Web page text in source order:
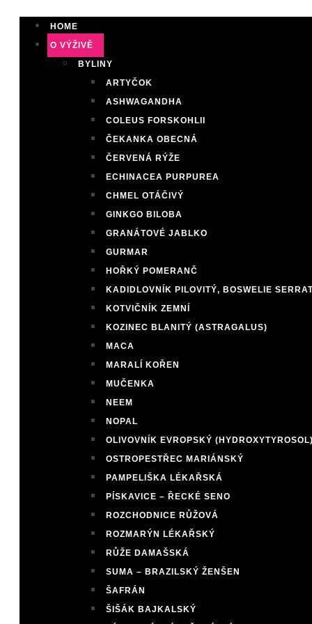
HOME
O VÝŽIVĚ
BYLINY
ARTYČOK
ASHWAGANDHA
COLEUS FORSKOHLII
ČEKANKA OBECNÁ
ČERVENÁ RÝŽE
ECHINACEA PURPUREA
CHMEL OTÁČIVÝ
GINKGO BILOBA
GRANÁTOVÉ JABLKO
GURMAR
HOŘKÝ POMERANČ
KADIDLOVNÍK PILOVITÝ, BOSWELIE
KOTVIČNÍK ZEMNÍ
KOZINEC BLANITÝ (ASTRAGALUS)
MACA
MARALÍ KOŘEN
MUČENKA
NEEM
NOPAL
OLIVOVNÍK EVROPSKÝ
OSTROPESTŘEC MARIÁNSKÝ
PAMPELIŠKA LÉKAŘSKÁ
PÍSKAVICE – ŘECKÉ SENO
ROZCHODNICE RŮŽOVÁ
ROZMARÝN LÉKAŘSKÝ
RŮŽE DAMAŠSKÁ
SUMA – BRAZILSKÝ ŽENŠEN
ŠAFRÁN
ŠIŠÁK BAJKALSKÝ